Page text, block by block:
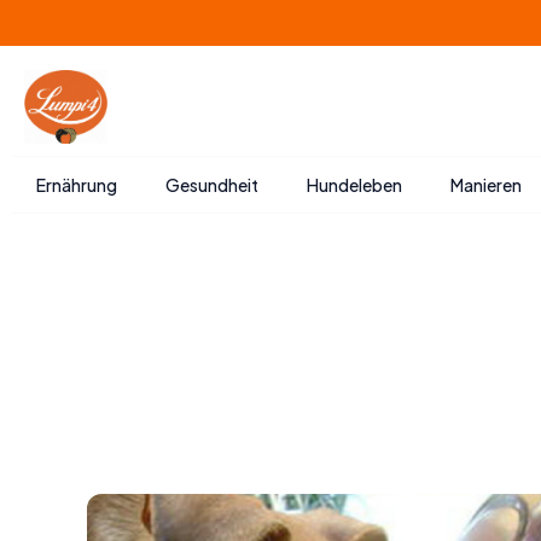
Inhalt
springen
Ernährung Gesundheit Hundeleben Manieren